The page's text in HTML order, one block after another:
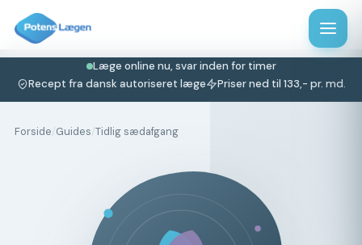
Læge online nu, svar inden for timer
Recept fra dansk autoriseret læge
Priser ned til 133,- pr. md.
Forside/Guides/Tidlig sædafgang